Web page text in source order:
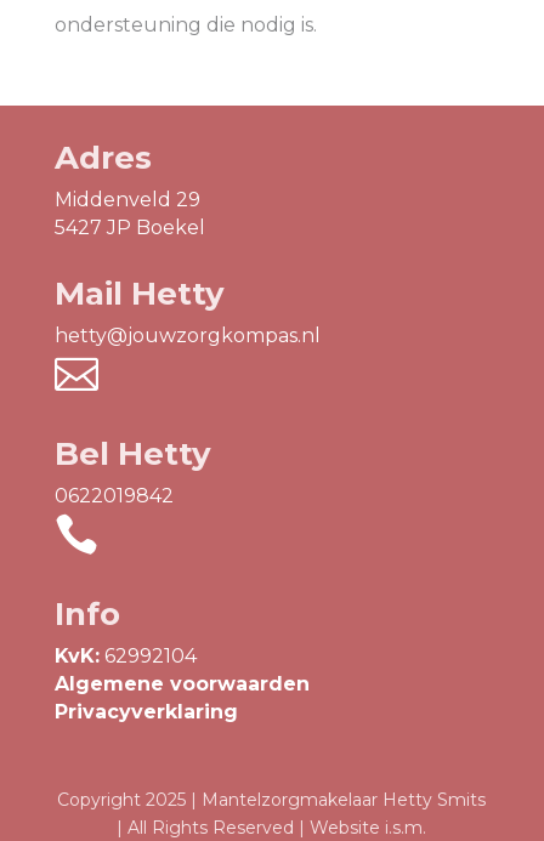
ondersteuning die nodig is.
Adres
Middenveld 29
5427 JP Boekel
Mail Hetty
hetty@jouwzorgkompas.nl

Bel Hetty
0622019842

Info
KvK:62992104
Algemene voorwaarden
Privacyverklaring
Copyright 2025 | Mantelzorgmakelaar Hetty Smits
| All Rights Reserved | Website i.s.m.